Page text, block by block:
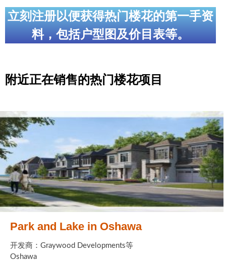
立刻注册以便获得热门楼花的第一手资
料，包括户型图及价目表等。
附近正在销售的热门楼花项目
Park and Lake in Oshawa
开发商：Graywood Developments等
Oshawa